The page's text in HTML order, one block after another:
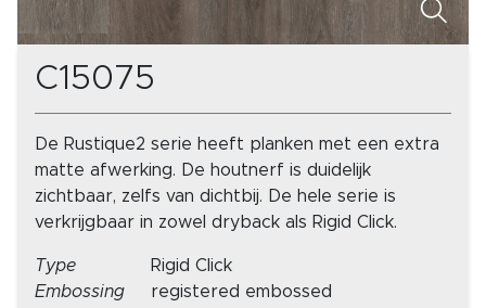
C15075
De Rustique2 serie heeft planken met een extra
matte afwerking. De houtnerf is duidelijk
zichtbaar, zelfs van dichtbij. De hele serie is
verkrijgbaar in zowel dryback als Rigid Click.
Type
Rigid Click
Embossing
registered embossed